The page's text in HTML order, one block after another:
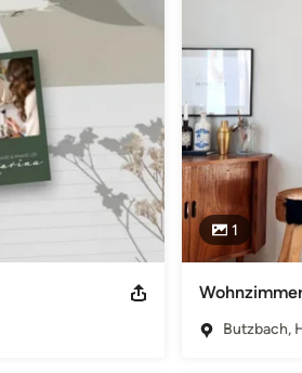
Raumplanung. Nur online oder
nach den individuellen Wünschen
16 35510 Butzbach
und Raumplanung Berufsbezeichnung
Volp Wiesengrund, 16 35510
1
Butzbach,